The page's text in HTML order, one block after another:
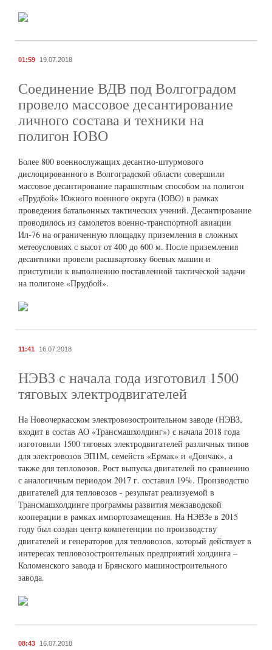
01:59 19.07.2018
Соединение ВДВ под Волгоградом
провело массовое десантирование
личного состава и техники на
полигон ЮВО
Более 800 военнослужащих десантно-штурмового
дислоцированного в Волгоградской области совершили
массовое десантирование парашютным способом на полигон
«Прудбой» Южного военного округа (ЮВО) в рамках
проведения батальонных тактических учений. Десантирование
проводилось из самолетов военно-транспортной авиации
Ил-76 на ограниченную площадку приземления в сложных
метеоусловиях с высот от 400 до 600 м. После приземления
десантники провели расшвартовку боевых машин и
приступили к выполнению поставленной тактической задачи
на полигоне «Прудбой».
11:41 16.07.2018
НЭВЗ с начала года изготовил 1500
тяговых электродвигателей
На Новочеркасском электровозостроительном заводе (НЭВЗ,
входит в состав АО «Трансмашхолдинг») с начала 2018 года
изготовили 1500 тяговых электродвигателей различных типов
для электровозов ЭП1М, семейств «Ермак» и «Дончак», а
также для тепловозов. Рост выпуска двигателей по сравнению
с аналогичным периодом 2017 г. составил 19%. Производство
двигателей для тепловозов - результат реализуемой в
Трансмашхолдинге программы развития межзаводской
кооперации в рамках импортозамещения. На НЭВЗе в 2015
году был создан центр компетенции по производству
двигателей и генераторов для тепловозов, который действует в
интересах тепловозостроительных предприятий холдинга –
Коломенского завода и Брянского машиностроительного
завода.
08:43 16.07.2018